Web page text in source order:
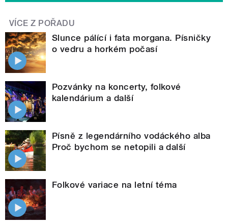
VÍCE Z POŘADU
Slunce pálící i fata morgana. Písničky
o vedru a horkém počasí
Pozvánky na koncerty, folkové
kalendárium a další
Písně z legendárního vodáckého alba
Proč bychom se netopili a další
Folkové variace na letní téma